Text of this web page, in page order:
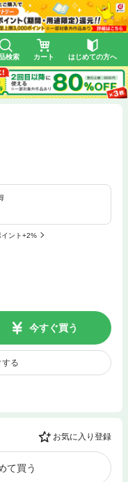
検索 カート はじめての方へ
ント+2%
今すぐ買う
る
お気に入り登録
て買う